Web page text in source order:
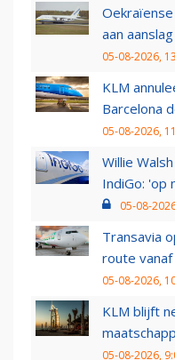
aan
05-08-2026,
KLM
Barcelona
05-08-2026,
Willie
IndiGo: 'op
05-08-
Transavia
route
05-08-2026,
KLM blijft
05-08-2026,